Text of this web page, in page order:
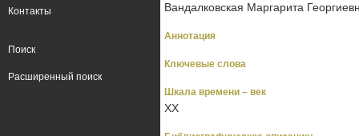
Вандалковская Маргарита
Аннотация
Ключевые слова
Шкала времени – век
XX
Контакты
Поиск
Расширенный поиск